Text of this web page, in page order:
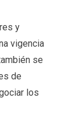
y
vigencia
se
de
los